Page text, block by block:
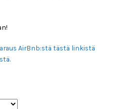
AirBnb:stä tästä linkistä